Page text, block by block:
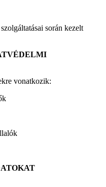
során kezelt
vonatkozik: